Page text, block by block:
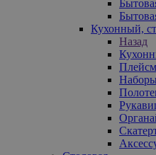
Кухонный,
Назад